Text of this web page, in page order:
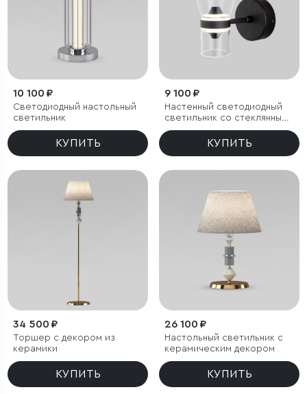
10 100 ₽
Светодиодный настольный
светильник
КУПИТЬ
9 100 ₽
Настенный светодиодный
светильник со стеклянным
плафоном
КУПИТЬ
34 500 ₽
Торшер с декором из
керамики
КУПИТЬ
26 100 ₽
Настольный светильник с
керамическим декором
КУПИТЬ